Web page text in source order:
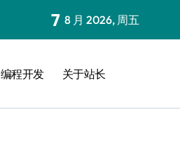
7 8 月 2026, 周五
编程开发 关于站长